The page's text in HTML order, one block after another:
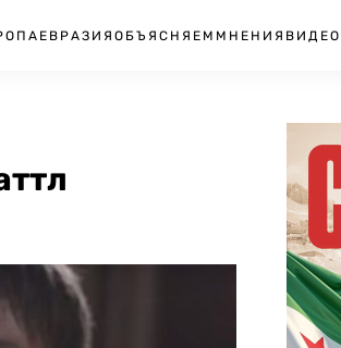
ЕВРАЗИЯ ОБЪЯСНЯЕМ МНЕНИЯ ВИДЕО